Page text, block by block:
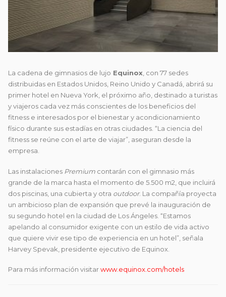
La cadena de gimnasios de lujo Equinox, con 77 sedes
distribuidas en Estados Unidos, Reino Unido y Canadá, abrirá su
primer hotel en Nueva York, el próximo año, destinado a turistas
y viajeros cada vez más conscientes de los beneficios del
fitness e interesados por el bienestar y acondicionamiento
físico durante sus estadías en otras ciudades. “La ciencia del
fitness se reúne con el arte de viajar”, aseguran desde la
empresa.
Las instalaciones Premium contarán con el gimnasio más
grande de la marca hasta el momento de 5.500 m2, que incluirá
dos piscinas, una cubierta y otra outdoor. La compañía proyecta
un ambicioso plan de expansión que prevé la inauguración de
su segundo hotel en la ciudad de Los Ángeles. “Estamos
apelando al consumidor exigente con un estilo de vida activo
que quiere vivir ese tipo de experiencia en un hotel”, señala
Harvey Spevak, presidente ejecutivo de Equinox.
Para más información visitarwww.equinox.com/hotels